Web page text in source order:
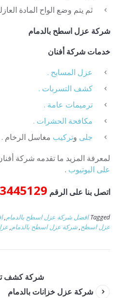
ثم يتم وضع الواح المادة
شركة عزل اسطح بالدمام
خدمات شركة أفنان
عزل المسابح .
كشف التسربات .
ترميمات عامة .
مكافحة الحشرات .
جلى وتركيب مغاسل الرخام .
لمعرفة المزيد ما تقدمه شركة
على اليوتيوب .
اتصل بنا على الرقم
Tagged افضل شركة عزل اسطح بالدمام,
عزل اسطح,شركة عزل اسطح بالدمام,
شركة كشف
شركة عزل خزانات بالدمام